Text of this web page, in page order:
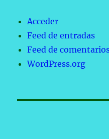
Acceder
Feed de entradas
Feed de
WordPress.org